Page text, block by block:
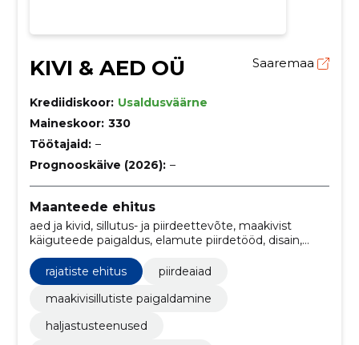
KIVI & AED OÜ Saaremaa
Krediidiskoor: Usaldusväärne
Maineskoor: 330
Töötajaid: –
Prognooskäive (2026): –
Maanteede ehitus
aed ja kivid, sillutus- ja piirdeettevõte, maakivist
käiguteede paigaldus, elamute piirdetööd, disain,
maakivid, rajatised, sissesõidutee sillutamine, patio
kujundused, käiguteede paigaldus
rajatiste ehitus
piirdeaiad
maakivisillutiste paigaldamine
haljastusteenused